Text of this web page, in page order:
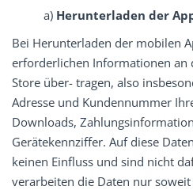
a) Herunterladen der
Bei Herunterladen der mobilen
erforderlichen Informationen an
Store über- tragen, also
Adresse und Kundennummer
Downloads,
Gerätekennziffer. Auf diese
keinen Einfluss und sind nicht
verarbeiten die Daten nur